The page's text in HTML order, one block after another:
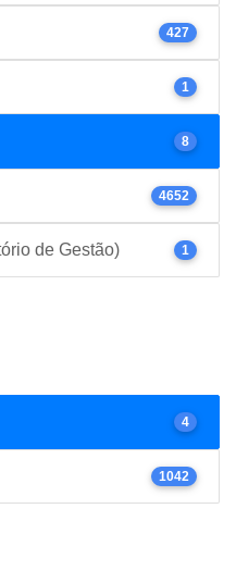
427
1
8
4652
de Gestão) 1
4
1042